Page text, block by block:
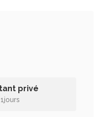
privé
1jours